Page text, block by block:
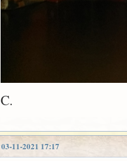
C.
03-11-2021 17:17